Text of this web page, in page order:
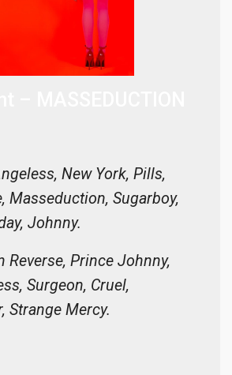
New York, Pills,
Masseduction, Sugarboy,
Johnny.
Reverse, Prince Johnny,
Surgeon, Cruel,
Strange Mercy.